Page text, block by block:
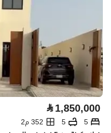
⃁1,850,000
5
5
352 م2